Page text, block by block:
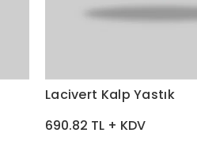
Lacivert Kalp Yastık
690.82 TL + KDV